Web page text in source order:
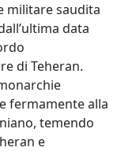
militare saudita
data
di Teheran.
fermamente alla
temendo
e